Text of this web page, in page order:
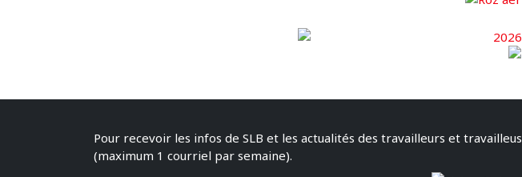
Pour recevoir les infos de SLB et les actualités des travailleurs et
(maximum 1 courriel par semaine).